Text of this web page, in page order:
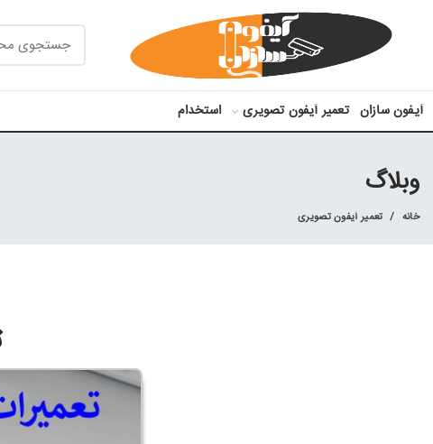
آیفون سازان تعمیر آیفون تصویری استخدام
وبلاگ
خانه تعمیر آیفون تصویری